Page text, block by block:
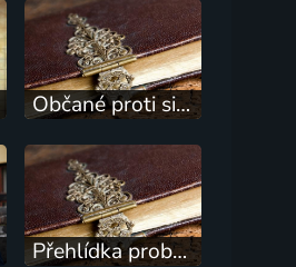
Občané proti sicilské mafii
Přehlídka probouzejícího se obra